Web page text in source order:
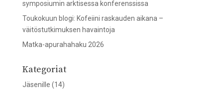
symposiumin arktisessa konferenssissa
Toukokuun blogi: Kofeiini raskauden aikana –
väitöstutkimuksen havaintoja
Matka-apurahahaku 2026
Kategoriat
Jäsenille (14)